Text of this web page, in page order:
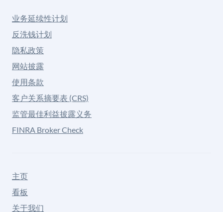
业务延续性计划
反洗钱计划
隐私政策
网站披露
使用条款
客户关系摘要表 (CRS)
监管最佳利益披露义务
FINRA Broker Check
主页
看板
关于我们